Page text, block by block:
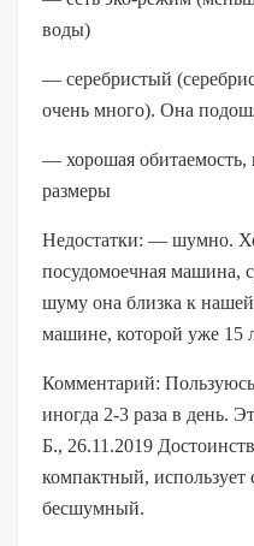
воды)
— серебристый
очень много). Она
— хорошая обитаемость,
размеры
Недостатки: — шумно.
посудомоечная машина,
шуму она близка к
машине, которой уже 15
Комментарий:
иногда 2-3 раза в день.
Б., 26.11.2019
компактный, использует
бесшумный.